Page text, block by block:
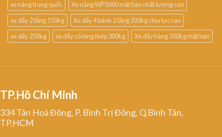
xe nâng trung quốc
Xe nâng WP1000 mặt bàn chất lượng cao
xe đẩy 2 tầng 150kg
Xe đẩy 4 bánh 2 tầng 200kg chịu lực cao
xe đẩy 250kg
xe đẩy có lòng thép 300kg Xe đẩy hàng 500kg mặt bàn
TP.Hồ Chí Minh
334 Tân Hoà Đông, P. Bình Trị Đông, Q.Bình Tân,
TP.HCM